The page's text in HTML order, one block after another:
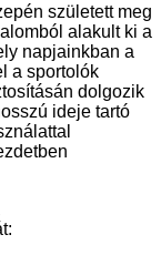
született meg
alakult ki a
napjainkban a
a sportolók
dolgozik
ideje tartó